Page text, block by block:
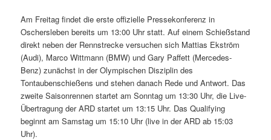
Am Freitag findet die erste offizielle Pressekonferenz in
Oschersleben bereits um 13:00 Uhr statt. Auf einem Schießstand
direkt neben der Rennstrecke versuchen sich Mattias Ekström
(Audi), Marco Wittmann (BMW) und Gary Paffett (Mercedes-
Benz) zunächst in der Olympischen Disziplin des
Tontaubenschießens und stehen danach Rede und Antwort. Das
zweite Saisonrennen startet am Sonntag um 13:30 Uhr, die Live-
Übertragung der ARD startet um 13:15 Uhr. Das Qualifying
beginnt am Samstag um 15:10 Uhr (live in der ARD ab 15:03
Uhr).